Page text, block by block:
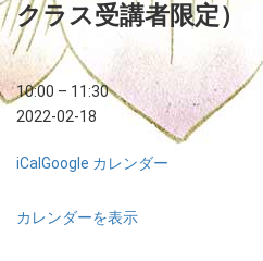
クラス受講者限定）
10:00 – 11:30
2022-02-18
iCal Google カレンダー
カレンダーを表示